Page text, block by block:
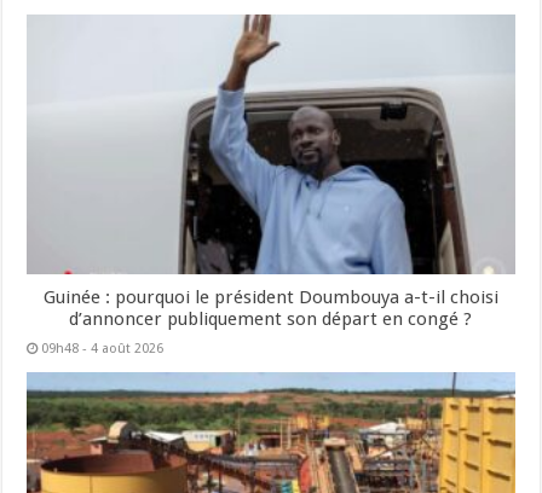
Guinée : pourquoi le président Doumbouya a-t-il choisi
d’annoncer publiquement son départ en congé ?
09h48 - 4 août 2026